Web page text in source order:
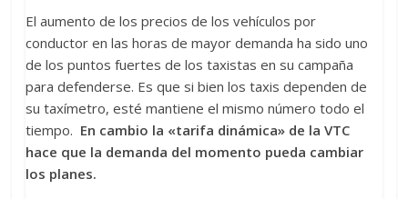
El aumento de los precios de los vehículos por
conductor en las horas de mayor demanda ha sido uno
de los puntos fuertes de los taxistas en su campaña
para defenderse. Es que si bien los taxis dependen de
su taxímetro, esté mantiene el mismo número todo el
tiempo. En cambio la «tarifa dinámica» de la VTC
hace que la demanda del momento pueda cambiar
los planes.